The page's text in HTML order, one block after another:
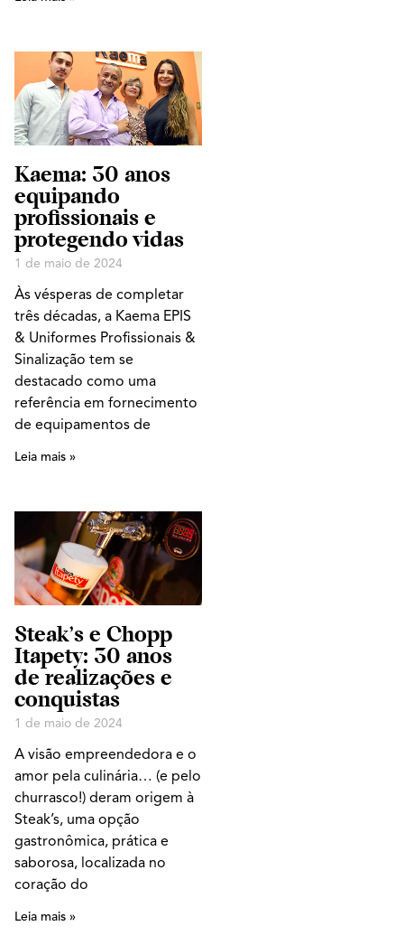
Kaema: 30 anos
equipando
profissionais e
protegendo vidas
1 de maio de 2024
Às vésperas de completar
três décadas, a Kaema EPIS
& Uniformes Profissionais &
Sinalização tem se
destacado como uma
referência em fornecimento
de equipamentos de
Leia mais »
Steak’s e Chopp
Itapety: 30 anos
de realizações e
conquistas
1 de maio de 2024
A visão empreendedora e o
amor pela culinária… (e pelo
churrasco!) deram origem à
Steak’s, uma opção
gastronômica, prática e
saborosa, localizada no
coração do
Leia mais »